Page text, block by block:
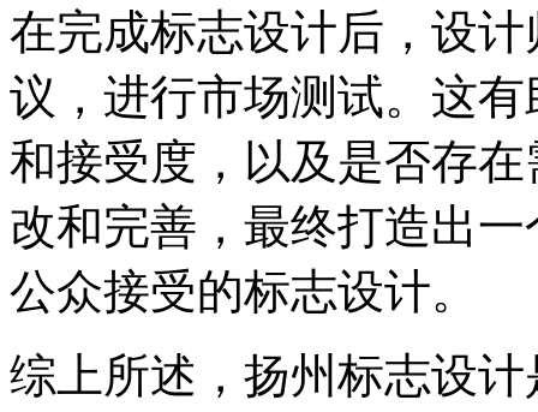
在完成标志设计后，设
议，进行市场测试。这
和接受度，以及是否存
改和完善，最终打造出
公众接受的标志设计。
综上所述，扬州标志设